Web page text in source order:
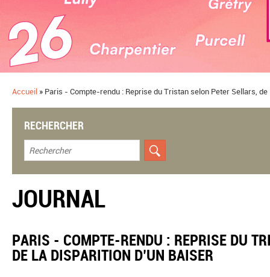
Accueil » Paris - Compte-rendu : Reprise du Tristan selon Peter Sellars, de
RECHERCHER
JOURNAL
PARIS - COMPTE-RENDU : REPRISE DU
DE LA DISPARITION D’UN BAISER